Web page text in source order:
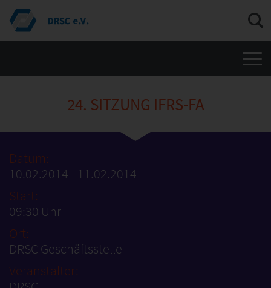
24. SITZUNG IFRS-FA
Datum:
10.02.2014 - 11.02.2014
Start:
09:30 Uhr
Ort:
DRSC Geschäftsstelle
Veranstalter: